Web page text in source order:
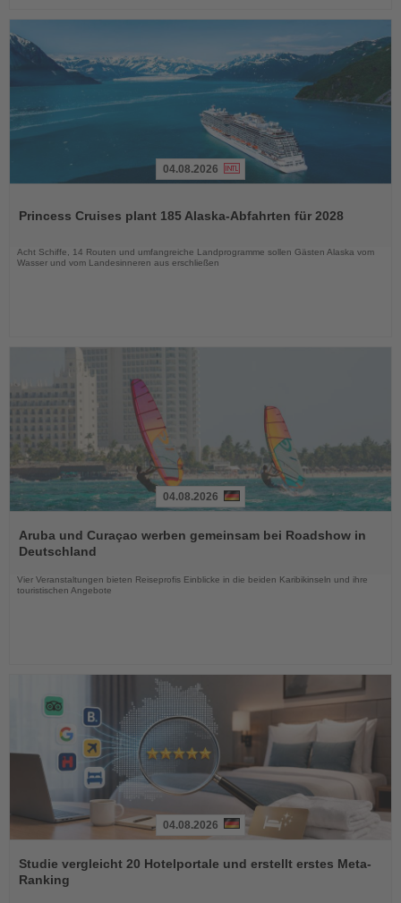
die
04.08.2026
Princess Cruises plant 185 Alaska-Abfahrten für 2028
Acht Schiffe, 14 Routen und umfangreiche Landprogramme sollen Gästen Alaska vom
Wasser und vom Landesinneren aus erschließen
Sie
die
04.08.2026
Aruba und Curaçao werben gemeinsam bei Roadshow in
Deutschland
Vier Veranstaltungen bieten Reiseprofis Einblicke in die beiden Karibikinseln und ihre
touristischen Angebote
Sie
die
Nachrichten
04.08.2026
Studie vergleicht 20 Hotelportale und erstellt erstes Meta-
Ranking